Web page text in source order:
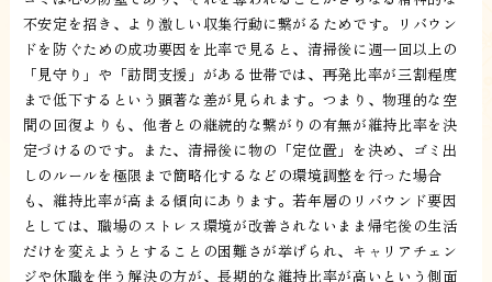
不安定を招き、より激しい収集行動に繋がるためです。リバウン
ドを防ぐための成功要因を比率で見ると、清掃後に週一回以上の
「見守り」や「訪問支援」がある世帯では、再発比率が三割程度
まで低下するという顕著な差が見られます。つまり、物理的な空
間の回復よりも、他者との継続的な繋がりの有無が維持比率を決
定づけるのです。また、清掃後に物の「定位置」を決め、ゴミ出
しのルールを極限まで簡略化するなどの環境調整を行った場合
も、維持比率が高まる傾向にあります。若年層のリバウンド要因
としては、職場のストレス環境が改善されないまま帰宅後の生活
だけを変えようとすることの困難さが挙げられ、キャリアチェン
ジや休職を伴う解決の方が、長期的な維持比率が高いという側面